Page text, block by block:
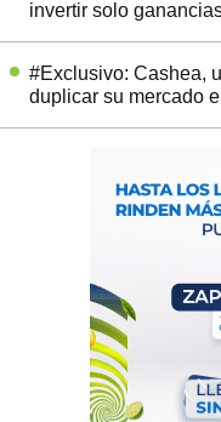
invertir solo
#Exclusivo: Cashea,
duplicar su mercado